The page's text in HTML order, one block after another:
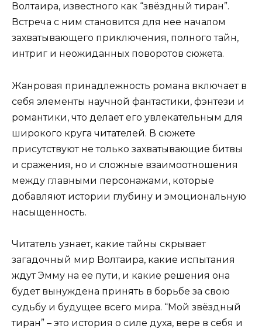
Волтаира, известного как “звёздный тиран”.
Встреча с ним становится для нее началом
захватывающего приключения, полного тайн,
интриг и неожиданных поворотов сюжета.
Жанровая принадлежность романа включает в
себя элементы научной фантастики, фэнтези и
романтики, что делает его увлекательным для
широкого круга читателей. В сюжете
присутствуют не только захватывающие битвы
и сражения, но и сложные взаимоотношения
между главными персонажами, которые
добавляют истории глубину и эмоциональную
насыщенность.
Читатель узнает, какие тайны скрывает
загадочный мир Волтаира, какие испытания
ждут Эмму на ее пути, и какие решения она
будет вынуждена принять в борьбе за свою
судьбу и будущее всего мира. “Мой звёздный
тиран” – это история о силе духа, вере в себя и